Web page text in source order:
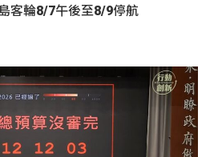
客輪8/7午後至8/9停航